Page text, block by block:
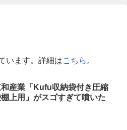
います。詳細はこちら 。
産業「Kufu収納袋付き圧縮
上用」がスゴすぎて噴いた